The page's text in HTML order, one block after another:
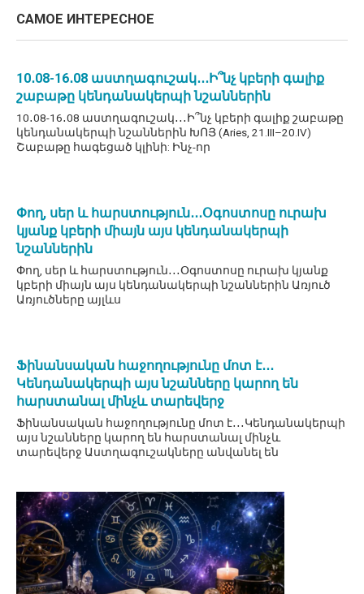
САМОЕ ИНТЕРЕСНОЕ
10․08-16․08 աստղագուշակ․․․Ի՞նչ կբերի գալիք
շաբաթը կենդանակերպի նշաններին
10․08-16․08 աստղագուշակ․․․Ի՞նչ կբերի գալիք շաբաթը
կենդանակերպի նշաններին ԽՈՅ (Aries, 21.III–20.IV)
Շաբաթը հագեցած կլինի: Ինչ-որ
Փող, սեր և հարստություն․․․Օգոստոսը ուրախ
կյանք կբերի միայն այս կենդանակերպի
նշաններին
Փող, սեր և հարստություն․․․Օգոստոսը ուրախ կյանք
կբերի միայն այս կենդանակերպի նշաններին Առյուծ
Առյուծները այլևս
Ֆինանսական հաջողությունը մոտ է․․․
Կենդանակերպի այս նշանները կարող են
հարստանալ մինչև տարեվերջ
Ֆինանսական հաջողությունը մոտ է․․․Կենդանակերպի
այս նշանները կարող են հարստանալ մինչև
տարեվերջ Աստղագուշակները անվանել են